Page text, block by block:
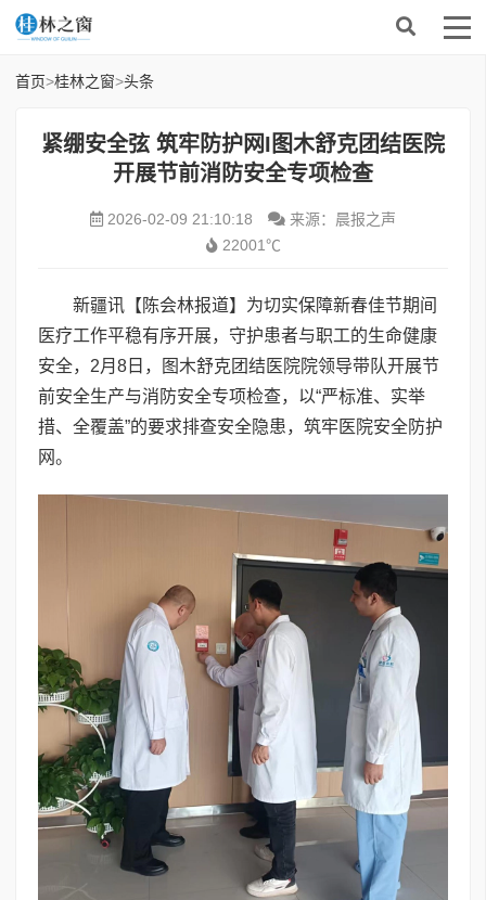
首页>桂林之窗>头条
紧绷安全弦 筑牢防护网I图木舒克团结医院
开展节前消防安全专项检查
2026-02-09 21:10:18
来源：晨报之声
22001℃
新疆讯【陈会林报道】为切实保障新春佳节期间
医疗工作平稳有序开展，守护患者与职工的生命健康
安全，2月8日，图木舒克团结医院院领导带队开展节
前安全生产与消防安全专项检查，以“严标准、实举
措、全覆盖”的要求排查安全隐患，筑牢医院安全防护
网。